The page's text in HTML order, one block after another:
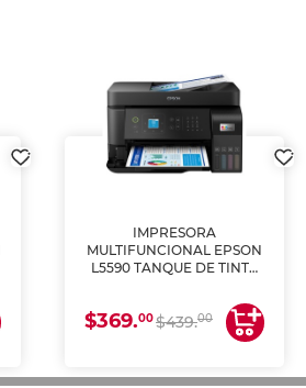
IMPRESORA
MULTIFUNCIONAL EPSON
L5590 TANQUE DE TINTA
$369.00$439.00